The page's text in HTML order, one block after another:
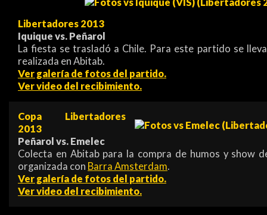
Libertadores 2013
Iquique vs. Peñarol
La fiesta se trasladó a Chile. Para este partido se
realizada en Abitab.
Ver galería de fotos del partido.
Ver video del recibimiento.
Copa Libertadores
2013
Peñarol vs. Emelec
Colecta en Abitab para la compra de humos y show
organizada con Barra Amsterdam.
Ver galería de fotos del partido.
Ver video del recibimiento.